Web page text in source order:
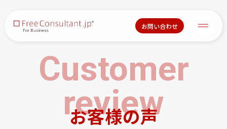
お問い合わせ
お客様の声
Customer
review